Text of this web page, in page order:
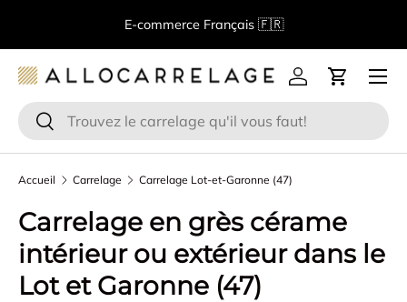
Aller au contenu
E-commerce Français 🇫🇷
Recherche
Rechercher
Se connecter
Panier
Menu
Accueil Carrelage Carrelage Lot-et-Garonne (47)
Carrelage en grès cérame
intérieur ou extérieur dans le
Lot et Garonne (47)